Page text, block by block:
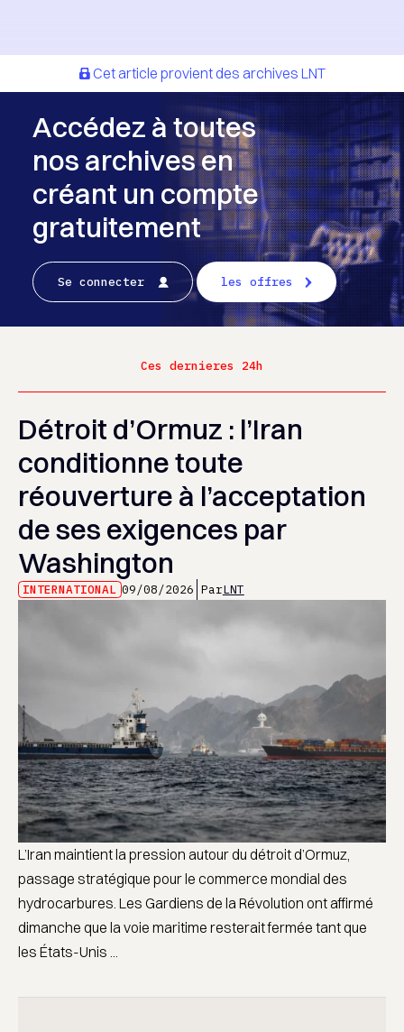
Cet article provient des archives LNT
Accédez à toutes
nos archives en
créant un compte
gratuitement
Se connecter les offres
Ces dernieres 24h
Détroit d’Ormuz : l’Iran
conditionne toute
réouverture à l’acceptation
de ses exigences par
Washington
INTERNATIONAL 09/08/2026 ParLNT
L’Iran maintient la pression autour du détroit d’Ormuz,
passage stratégique pour le commerce mondial des
hydrocarbures. Les Gardiens de la Révolution ont affirmé
dimanche que la voie maritime resterait fermée tant que
les États-Unis ...